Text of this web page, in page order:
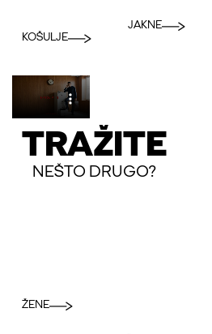
KOŠULJE
JAKNE
TRAŽITE
NEŠTO DRUGO?
ŽENE